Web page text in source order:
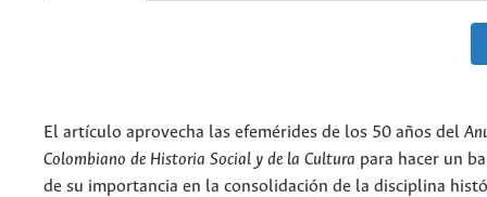
El artículo aprovecha las efemérides de los 50 años del
Colombiano de Historia Social y de la Cultura para hacer un
de su importancia en la consolidación de la disciplina